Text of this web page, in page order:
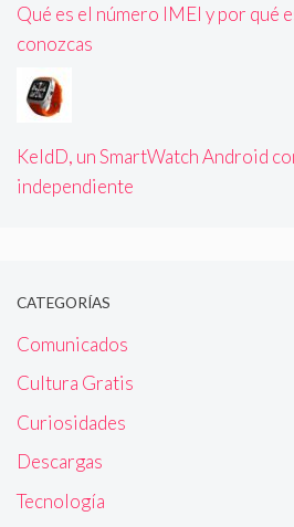
Qué es el número IMEI y por qué
conozcas
KeldD, un SmartWatch Android
independiente
CATEGORÍAS
Comunicados
Cultura Gratis
Curiosidades
Descargas
Tecnología